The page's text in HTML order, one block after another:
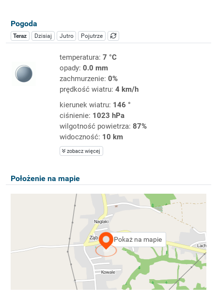
Pogoda
Teraz Dzisiaj Jutro Pojutrze
temperatura: 7 °C
opady: 0.0 mm
zachmurzenie: 0%
prędkość wiatru: 4 km/h
kierunek wiatru: 146 °
ciśnienie: 1023 hPa
wilgotność powietrza: 87%
widoczność: 10 km
zobacz więcej
Położenie na mapie
Pokaż na mapie